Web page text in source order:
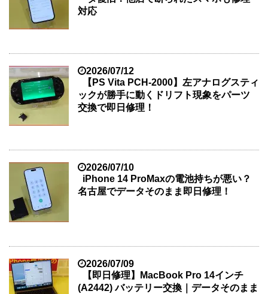
対応
2026/07/12
【PS Vita PCH-2000】左アナログスティ
ックが勝手に動くドリフト現象をパーツ
交換で即日修理！
2026/07/10
iPhone 14 ProMaxの電池持ちが悪い？
名古屋でデータそのまま即日修理！
2026/07/09
【即日修理】MacBook Pro 14インチ
(A2442) バッテリー交換｜データそのまま